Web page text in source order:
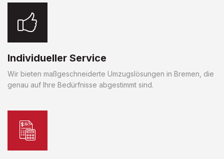
Individueller Service
Wir bieten maßgeschneiderte Umzugslösungen in Bremen, die
genau auf Ihre Bedürfnisse abgestimmt sind.